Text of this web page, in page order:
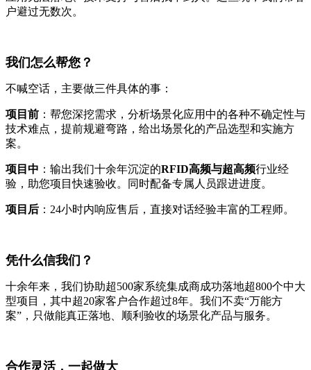
户避过无数次。
我们怎么帮您？
不喊空话，主要做三件具体的事：
项目前 ：帮您深挖需求，分析场景化应用中的各种不确定性与
技术难点，提前规避弯路，给出场景化的产品选型和实施方
案。
项目中 ：输出我们十余年沉淀的RFID高频与超高频行业经
验，助您项目快速验收。同时配备专属人员跟进进度。
项目后 ：24小时内响应售后，直接对话经验丰富的工程师。
凭什么信我们？
十余年来，我们协助超500家系统集成商成功落地超800个中大
型项目，其中超20家客户合作超过8年。我们不卖“万能方
案”，只做能真正落地、顺利验收的场景化产品与服务。
合作灵活，一起做大